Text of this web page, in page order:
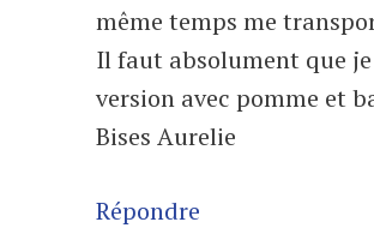
même temps me
Il faut absolument que
version avec pomme et
Bises Aurelie
Répondre